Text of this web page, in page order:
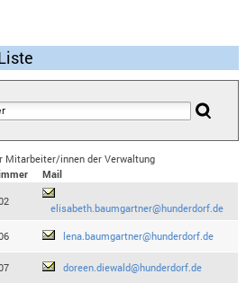
Mitarbeiter/innen der Verwaltung
Mail
elisabeth.baumgartner@hunderdorf.de
lena.baumgartner@hunderdorf.de
doreen.diewald@hunderdorf.de